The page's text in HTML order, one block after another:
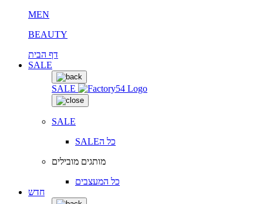
MEN
BEAUTY
דף הבית
SALE
SALE
SALE
SALEכל ה
מותגים מובילים
כל המעצבים
חדש